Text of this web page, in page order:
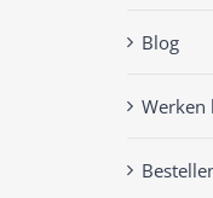
Blog
Werken